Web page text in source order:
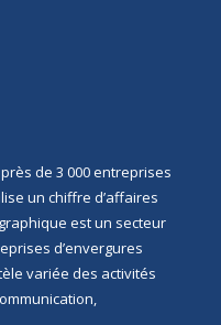
de 3 000 entreprises
un chiffre d’affaires
est un secteur
d’envergures
variée des activités